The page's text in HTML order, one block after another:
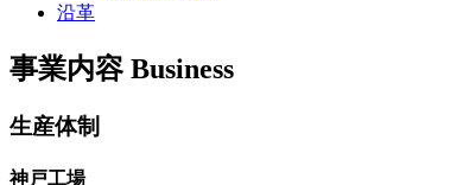
沿革
事業内容Business
生産体制
神戸工場